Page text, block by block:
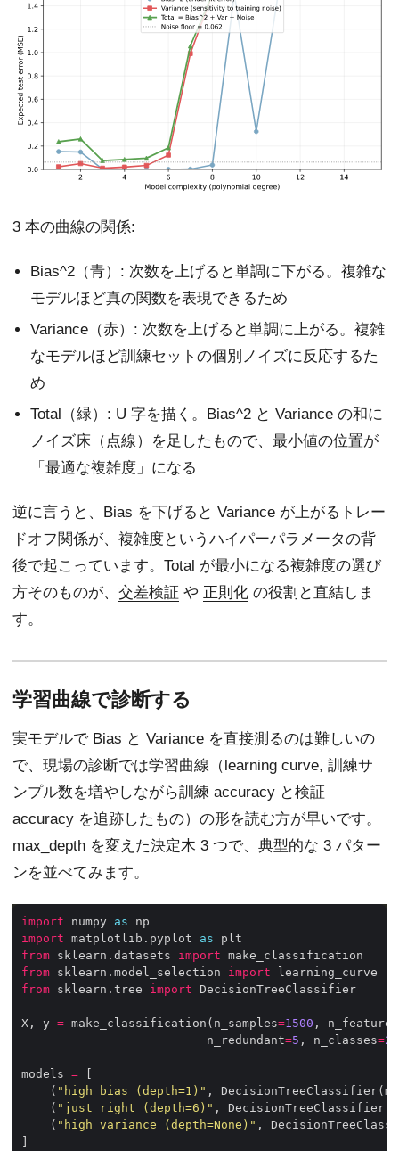
3 本の曲線の関係:
Bias^2（青）: 次数を上げると単調に下がる。複雑な
モデルほど真の関数を表現できるため
Variance（赤）: 次数を上げると単調に上がる。複雑
なモデルほど訓練セットの個別ノイズに反応するた
め
Total（緑）: U 字を描く。Bias^2 と Variance の和に
ノイズ床（点線）を足したもので、最小値の位置が
「最適な複雑度」になる
逆に言うと、Bias を下げると Variance が上がるトレー
ドオフ関係が、複雑度というハイパーパラメータの背
後で起こっています。Total が最小になる複雑度の選び
方そのものが、 交差検証 や 正則化 の役割と直結しま
す。
学習曲線で診断する
実モデルで Bias と Variance を直接測るのは難しいの
で、現場の診断では学習曲線（learning curve, 訓練サ
ンプル数を増やしながら訓練 accuracy と検証
accuracy を追跡したもの）の形を読む方が早いです。
max_depth を変えた決定木 3 つで、典型的な 3 パター
ンを並べてみます。
import numpy as
import matplotlib.pyplot as
from sklearn.datasets import
from sklearn.model_selection import
from sklearn.tree import
X, y = make_classification(n_samples=1500 , n_features
                          n_redundant
=5 , n_classes=2
models =
    (
"high bias (depth=1)" ,
    (
"just right (depth=6)" ,
    (
"high variance (depth=None)" ,